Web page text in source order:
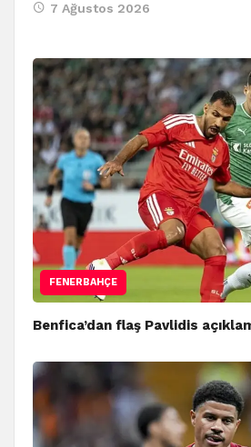
7 Ağustos 2026
FENERBAHÇE
Benfica’dan flaş Pavlidis